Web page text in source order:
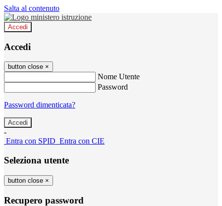
Salta al contenuto
Accedi
Accedi
button close ×
Nome Utente
Password
Password dimenticata?
-
Entra con SPID Entra con CIE
Seleziona utente
button close ×
Recupero password